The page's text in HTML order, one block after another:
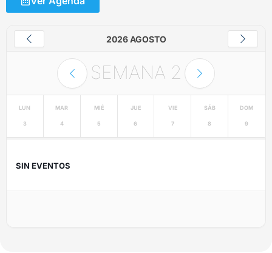
2026 AGOSTO
SEMANA 2
LUN
3
MAR
4
MIÉ
5
JUE
6
VIE
7
SÁB
8
DOM
9
SIN EVENTOS